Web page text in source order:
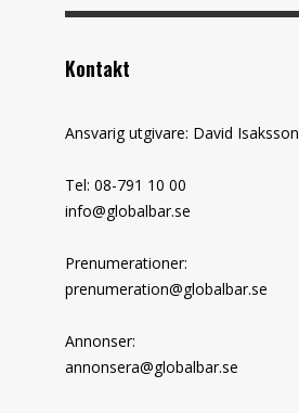
Kontakt
Ansvarig utgivare: David Isaksson
Tel: 08-791 10 00
info@globalbar.se
Prenumerationer:
prenumeration@globalbar.se
Annonser:
annonsera@globalbar.se